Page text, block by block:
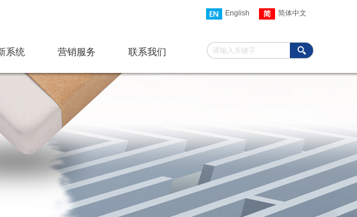
English 简体中文
系统​ 营销服务 联系我们 搜索